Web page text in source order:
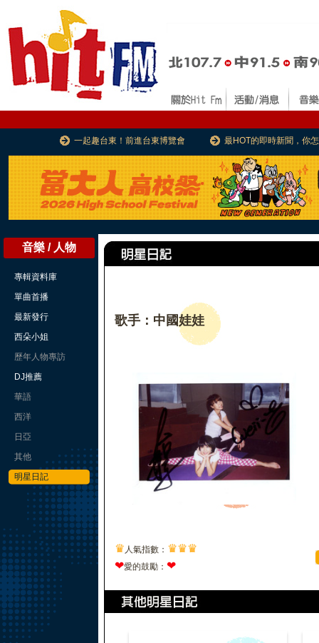
一起趣台東！前進台東博覽會 最HOT的即時新聞，你
音樂 / 人物
專輯資料庫
單曲首播
最新發行
西朵小姐
歷年人物專訪
DJ推薦
華語
西洋
日亞
其他
明星日記
歌手：中國娃娃
♛ 人氣指數： ♛♛♛
❤愛的鼓勵： ❤